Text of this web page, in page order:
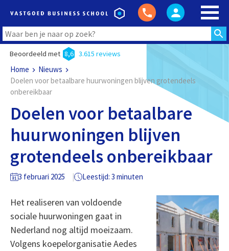
Beoordeeld met 8,6 3.615 reviews
Home
Nieuws
Doelen voor betaalbare huurwoningen blijven grotendeels
onbereikbaar
Doelen voor betaalbare
huurwoningen blijven
grotendeels onbereikbaar
3 februari 2025 Leestijd: 3 minuten
Het realiseren van voldoende
sociale huurwoningen gaat in
Nederland nog altijd moeizaam.
Volgens koepelorganisatie Aedes